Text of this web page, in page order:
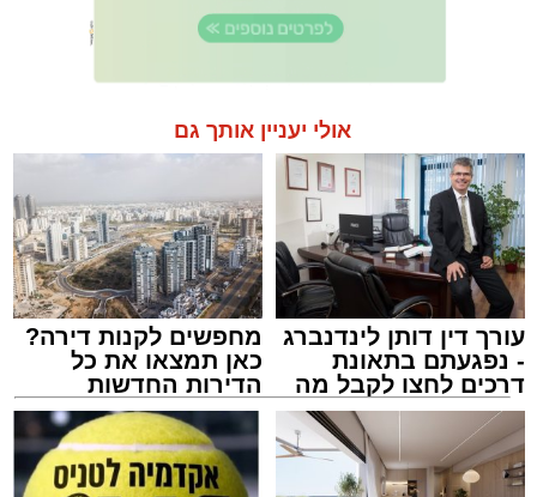
אולי יעניין אותך גם
עורך דין דותן לינדנברג
- נפגעתם בתאונת
דרכים לחצו לקבל מה
שמגיע לכם
מחפשים לקנות דירה?
כאן תמצאו את כל
הדירות החדשות
למכירה באשדוד >>>